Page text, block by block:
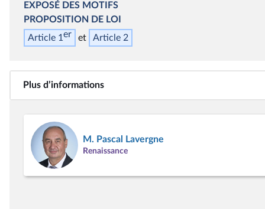
EXPOSÉ DES MOTIFS
PROPOSITION DE LOI
Article 1er Article 2
Plus d’informations
M. Pascal Lavergne
Renaissance